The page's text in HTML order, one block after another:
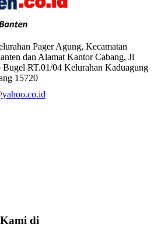
Pager Agung, Kecamatan
dan Alamat Kantor Cabang, Jl
Bugel RT.01/04 Kelurahan Kaduagung
15720
di